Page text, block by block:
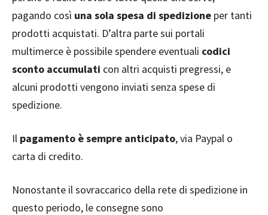
pagando così una sola spesa di spedizione per tanti
prodotti acquistati. D’altra parte sui portali
multimerce è possibile spendere eventuali codici
sconto accumulati con altri acquisti pregressi, e
alcuni prodotti vengono inviati senza spese di
spedizione.
Il pagamento è sempre anticipato, via Paypal o
carta di credito.
Nonostante il sovraccarico della rete di spedizione in
questo periodo, le consegne sono